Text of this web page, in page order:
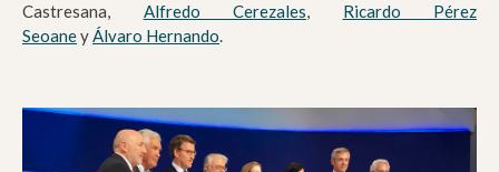
Castresana, Alfredo Cerezales, Ricardo Pérez
SeoaneyÁlvaro Hernando.